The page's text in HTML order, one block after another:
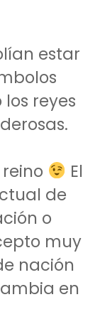
estar
reyes
El
de
o
muy
nación
en